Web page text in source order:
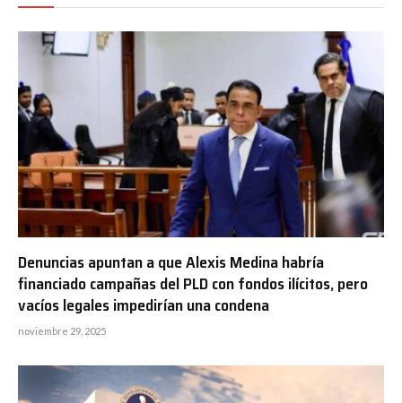
Denuncias apuntan a que Alexis Medina habría
financiado campañas del PLD con fondos ilícitos, pero
vacíos legales impedirían una condena
noviembre 29, 2025